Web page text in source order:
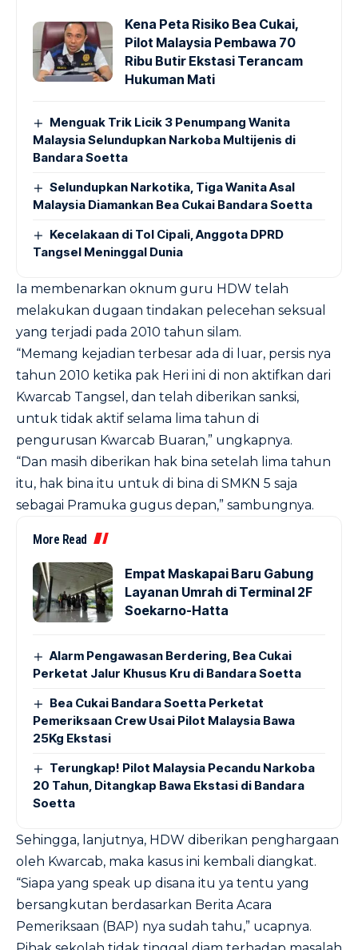
Kena Peta Risiko Bea Cukai,
Pilot Malaysia Pembawa 70
Ribu Butir Ekstasi Terancam
Hukuman Mati
Menguak Trik Licik 3 Penumpang Wanita
Malaysia Selundupkan Narkoba Multijenis di
Bandara Soetta
Selundupkan Narkotika, Tiga Wanita Asal
Malaysia Diamankan Bea Cukai Bandara Soetta
Kecelakaan di Tol Cipali, Anggota DPRD
Tangsel Meninggal Dunia
Ia membenarkan oknum guru HDW telah
melakukan dugaan tindakan pelecehan seksual
yang terjadi pada 2010 tahun silam.
“Memang kejadian terbesar ada di luar, persis nya
tahun 2010 ketika pak Heri ini di non aktifkan dari
Kwarcab Tangsel, dan telah diberikan sanksi,
untuk tidak aktif selama lima tahun di
pengurusan Kwarcab Buaran,” ungkapnya.
“Dan masih diberikan hak bina setelah lima tahun
itu, hak bina itu untuk di bina di SMKN 5 saja
sebagai Pramuka gugus depan,” sambungnya.
More Read
Empat Maskapai Baru Gabung
Layanan Umrah di Terminal 2F
Soekarno-Hatta
Alarm Pengawasan Berdering, Bea Cukai
Perketat Jalur Khusus Kru di Bandara Soetta
Bea Cukai Bandara Soetta Perketat
Pemeriksaan Crew Usai Pilot Malaysia Bawa
25Kg Ekstasi
Terungkap! Pilot Malaysia Pecandu Narkoba
20 Tahun, Ditangkap Bawa Ekstasi di Bandara
Soetta
Sehingga, lanjutnya, HDW diberikan penghargaan
oleh Kwarcab, maka kasus ini kembali diangkat.
“Siapa yang speak up disana itu ya tentu yang
bersangkutan berdasarkan Berita Acara
Pemeriksaan (BAP) nya sudah tahu,” ucapnya.